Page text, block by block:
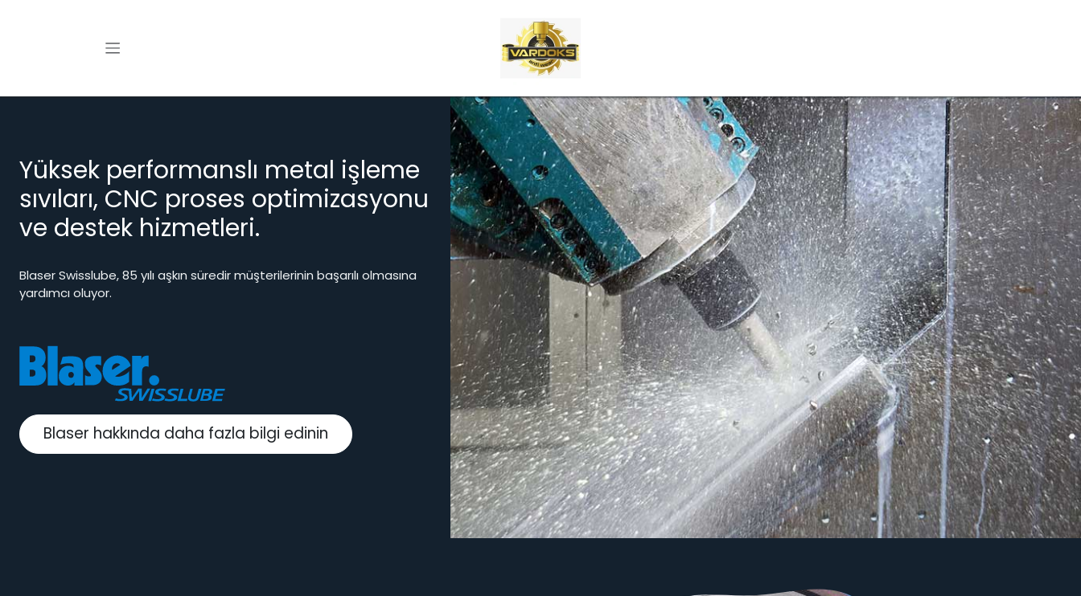
Yüksek performanslı metal işleme
sıvıları, CNC proses optimizasyonu
ve destek hizmetleri.
Blaser Swisslube, 85 yılı aşkın süredir müşterilerinin başarılı olmasına
yardımcı oluyor.
Blaser hakkında daha fazla bilgi edinin